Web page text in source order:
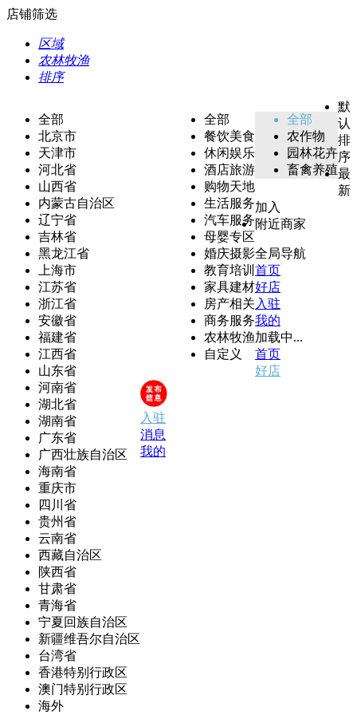
店铺筛选
区域
农林牧渔
排序
全部
北京市
天津市
河北省
山西省
内蒙古自治区
辽宁省
吉林省
黑龙江省
上海市
江苏省
浙江省
安徽省
福建省
江西省
山东省
河南省
湖北省
湖南省
广东省
广西壮族自治区
海南省
重庆市
四川省
贵州省
云南省
西藏自治区
陕西省
甘肃省
青海省
宁夏回族自治区
新疆维吾尔自治区
台湾省
香港特别行政区
澳门特别行政区
海外
全部
餐饮美食
休闲娱乐
酒店旅游
购物天地
生活服务
汽车服务
母婴专区
婚庆摄影
教育培训
家具建材
房产相关
商务服务
农林牧渔
自定义
全部
农作物
园林花卉
畜禽养殖
默
认
排
序
最
新
加入
附近商家
全局导航
首页
好店
入驻
我的
加载中...
首页
好店
入驻
消息
我的